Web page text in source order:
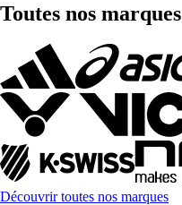
Toutes nos marques
Découvrir toutes nos marques